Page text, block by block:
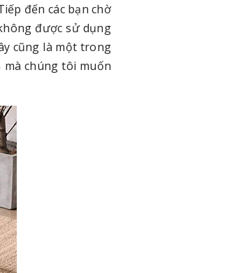
đến các bạn chờ
được sử dụng
cũng là một trong
mà chúng tôi muốn